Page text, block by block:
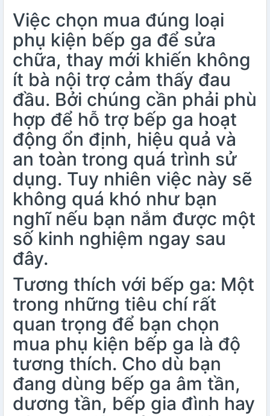
Việc chọn mua đúng loại
phụ kiện bếp ga để sửa
chữa, thay mới khiến không
ít bà nội trợ cảm thấy đau
đầu. Bởi chúng cần phải phù
hợp để hỗ trợ bếp ga hoạt
động ổn định, hiệu quả và
an toàn trong quá trình sử
dụng. Tuy nhiên việc này sẽ
không quá khó như bạn
nghĩ nếu bạn nắm được một
số kinh nghiệm ngay sau
đây.
Tương thích với bếp ga: Một
trong những tiêu chí rất
quan trọng để bạn chọn
mua phụ kiện bếp ga là độ
tương thích. Cho dù bạn
đang dùng bếp ga âm tần,
dương tần, bếp gia đình hay